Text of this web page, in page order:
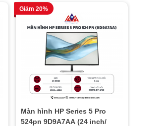
Giảm 20%
Màn hình HP Series 5 Pro
524pn 9D9A7AA (24 inch/